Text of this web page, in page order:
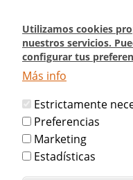
Utilizamos cookies
nuestros servicios.
configurar tus
Más info
Estrictamente
Preferencias
Marketing
Estadísticas
contenido
principal
Inicio El Beti-Jai en Madrid
El Beti-Jai en
betijaimadrid